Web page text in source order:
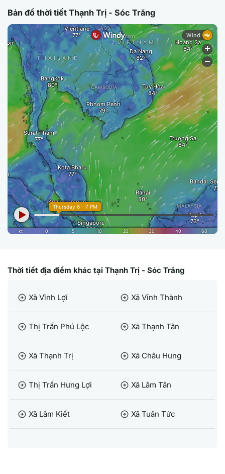
Bản đồ thời tiết Thạnh Trị - Sóc Trăng
Thời tiết địa điểm khác tại Thạnh Trị - Sóc Trăng
arrow_circle_right Xã Vĩnh Lợi arrow_circle_right Xã Vĩnh Thành
arrow_circle_right Thị Trấn Phú Lộc arrow_circle_right Xã Thạnh Tân
arrow_circle_right Xã Thạnh Trị arrow_circle_right Xã Châu Hưng
arrow_circle_right Thị Trấn Hưng Lợi arrow_circle_right Xã Lâm Tân
arrow_circle_right Xã Lâm Kiết arrow_circle_right Xã Tuân Tức